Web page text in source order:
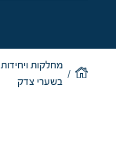
מחלקות ויחידות
בשערי צדק